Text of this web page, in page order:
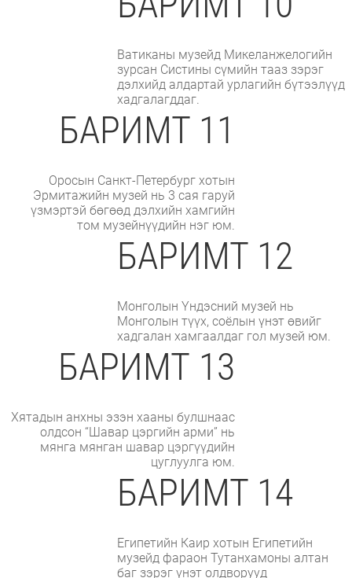
Ватиканы музейд Микеланжелогийн
зурсан Систины сүмийн тааз зэрэг
дэлхийд алдартай урлагийн бүтээлүүд
хадгалагддаг.
БАРИМТ 11
Оросын Санкт-Петербург хотын
Эрмитажийн музей нь 3 сая гаруй
үзмэртэй бөгөөд дэлхийн хамгийн
том музейнүүдийн нэг юм.
БАРИМТ 12
Монголын Үндэсний музей нь
Монголын түүх, соёлын үнэт өвийг
хадгалан хамгаалдаг гол музей юм.
БАРИМТ 13
Хятадын анхны эзэн хааны булшнаас
олдсон “Шавар цэргийн арми” нь
мянга мянган шавар цэргүүдийн
цуглуулга юм.
БАРИМТ 14
Египетийн Каир хотын Египетийн
музейд фараон Тутанхамоны алтан
баг зэрэг үнэт олдворууд